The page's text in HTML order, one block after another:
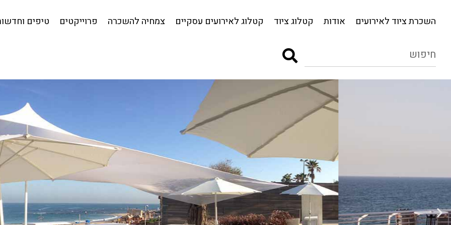
השכרת ציוד לאירועים אודות קטלוג ציוד קטלוג לאירועים עסקיים צמחיה להשכרה פרוייקטים טיפים השכרת ציוד לאירועים אודות קטלוג ציוד קטלוג לאירועים עסקיים צמחיה להשכרה פרוייקטים